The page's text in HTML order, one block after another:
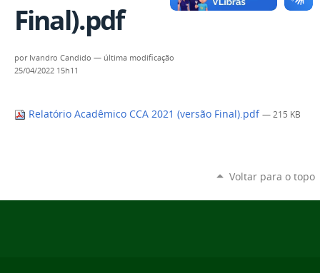
Final).pdf
por Ivandro Candido — última modificação
25/04/2022 15h11
Relatório Acadêmico CCA 2021 (versão Final).pdf — 215 KB
Voltar para o topo